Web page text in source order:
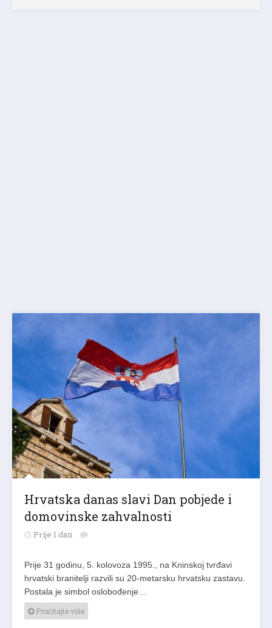
Hrvatska danas slavi Dan pobjede i
domovinske zahvalnosti
Prije 1 dan
Prije 31 godinu, 5. kolovoza 1995., na Kninskoj tvrđavi
hrvatski branitelji razvili su 20-metarsku hrvatsku zastavu.
Postala je simbol oslobođenje…
Pročitajte više